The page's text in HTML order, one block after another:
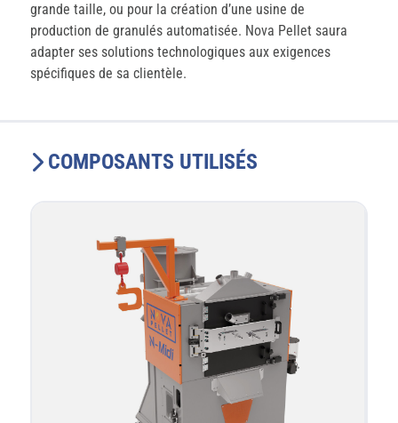
grande taille, ou pour la création d’une usine de
production de granulés automatisée. Nova Pellet saura
adapter ses solutions technologiques aux exigences
spécifiques de sa clientèle.
COMPOSANTS UTILISÉS